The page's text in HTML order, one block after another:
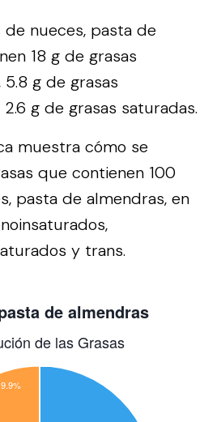
de nueces, pasta de
18 g de grasas
g de grasas
g de grasas saturadas.
muestra cómo se
que contienen 100
pasta de almendras, en
y trans.